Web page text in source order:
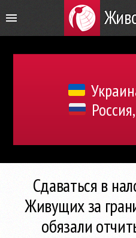
Сдаваться в
Живущих за
обязали